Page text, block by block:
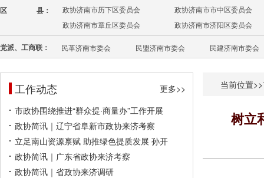
区 县： 政协济南市历下区委员会
政协济南市市中区委员会
政协济南市章丘区委员会
政协济南市济阳区委员会
党派、工商联： 民革济南市委会 民盟济南市委会 民建济南市委会
工作动态
更多>>
市政协围绕推进“群众提·商量办”工作开展
政协简讯｜辽宁省阜新市政协来济考察
立足南山资源禀赋 助推绿色提质发展 孙开
政协简讯｜广东省政协来济考察
政协简讯｜省政协来济调研
当前位置>>
树立